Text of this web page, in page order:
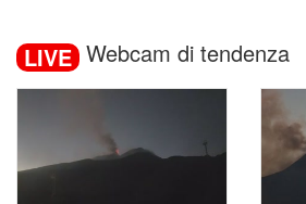
LIVE Webcam di tendenza